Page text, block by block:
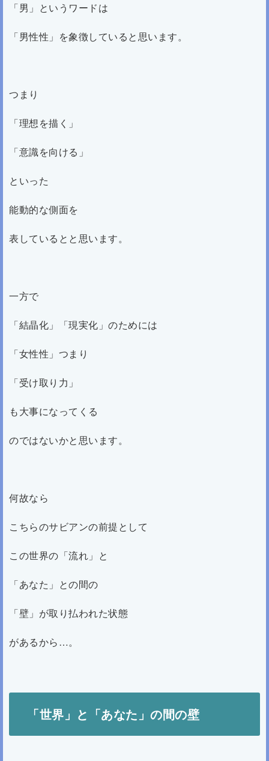
「男」というワードは
「男性性」を象徴していると思います。
つまり
「理想を描く」
「意識を向ける」
といった
能動的な側面を
表しているとと思います。
一方で
「結晶化」「現実化」のためには
「女性性」つまり
「受け取り力」
も大事になってくる
のではないかと思います。
何故なら
こちらのサビアンの前提として
この世界の「流れ」と
「あなた」との間の
「壁」が取り払われた状態
があるから…。
「世界」と「あなた」の間の壁